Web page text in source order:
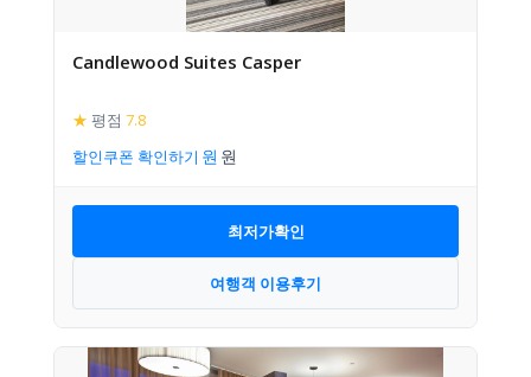
Candlewood Suites Casper
★ 평점 7.8
할인쿠폰 확인하기
최저가확인
여행객 이용후기